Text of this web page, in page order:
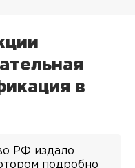
в
РФ издало
подробно